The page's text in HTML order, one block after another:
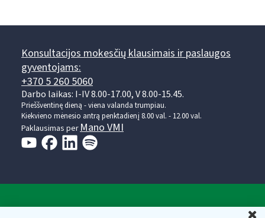
Konsultacijos mokesčių klausimais ir paslaugos
gyventojams:
+370 5 260 5060
Darbo laikas: I-IV 8.00-17.00, V 8.00-15.45.
Prieššventinę dieną - viena valanda trumpiau.
Kiekvieno mėnesio antrą penktadienį 8.00 val. - 12.00 val.
Paklausimas per Mano VMI